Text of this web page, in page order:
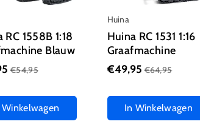
RC 1558B 1:18
Blauw
€54,95
Winkelwagen
Huina
Huina RC 1531 1:16
Graafmachine
€49,95€64,95
In Winkelwagen